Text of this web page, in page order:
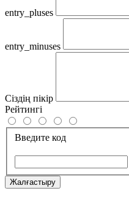
entry_pluses
entry_minuses
Сіздің пікір
Рейтингі
Введите код
Жалғастыру